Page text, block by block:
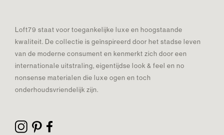
Loft79 staat voor toegankelijke luxe en hoogstaande
kwaliteit. De collectie is geïnspireerd door het stadse leven
van de moderne consument en kenmerkt zich door een
internationale uitstraling, eigentijdse look & feel en no
nonsense materialen die luxe ogen en toch
onderhoudsvriendelijk zijn.